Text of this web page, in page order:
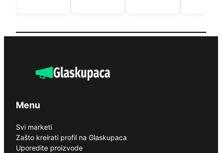
Menu
Svi marketi
Zašto kreirati profil na Glaskupaca
Uporedite proizvode